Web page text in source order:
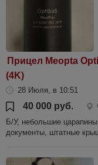
Прицел Meopta
(4K)
28 Июля, в 10:51
40 000 руб.
Б/У, небольшие
документы, штатные